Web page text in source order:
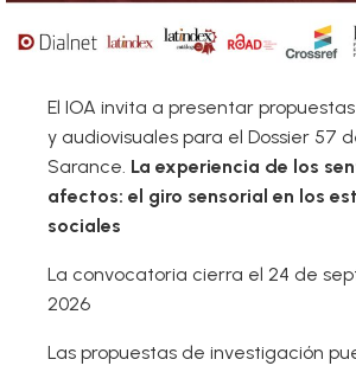
El IOA invita a presentar
y audiovisuales para el Dossier 57
Sarance. La experiencia de los
afectos: el giro sensorial en los
sociales
La convocatoria cierra el 24 de
2026
Las propuestas de investigación